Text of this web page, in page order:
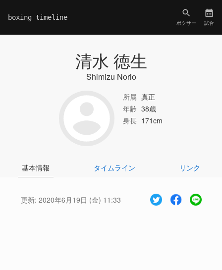
boxing timeline
ボクサー 試合
清水 徳生
Shimizu Norio
所属 真正
年齢 38歳
身長 171cm
基本情報 タイムライン リンク
更新: 2020年6月19日 (金) 11:33